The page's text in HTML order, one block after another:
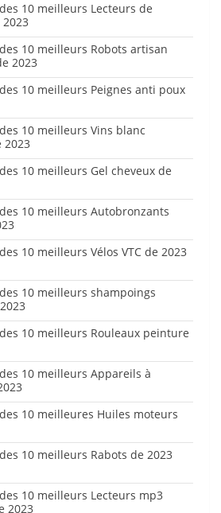
10 meilleurs Lecteurs de
10 meilleurs Robots artisan
2023
10 meilleurs Peignes anti poux
10 meilleurs Vins blanc
2023
10 meilleurs Gel cheveux de
10 meilleurs Autobronzants
10 meilleurs Vélos VTC de 2023
10 meilleurs shampoings
10 meilleurs Rouleaux peinture
10 meilleurs Appareils à
10 meilleures Huiles moteurs
10 meilleurs Rabots de 2023
10 meilleurs Lecteurs mp3
2023